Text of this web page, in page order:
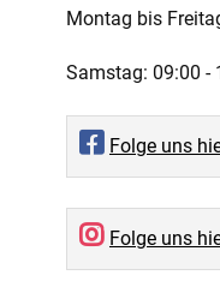
Montag bis
Samstag: 09:00 -
Folge uns
Folge uns